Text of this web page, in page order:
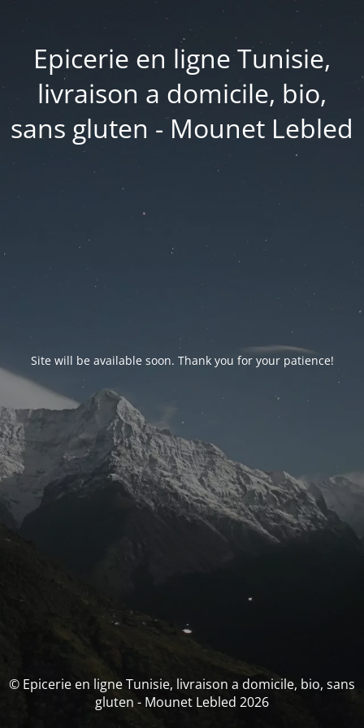
Epicerie en ligne Tunisie,
livraison a domicile, bio,
sans gluten - Mounet Lebled
Site will be available soon. Thank you for your patience!
© Epicerie en ligne Tunisie, livraison a domicile, bio, sans
gluten - Mounet Lebled 2026